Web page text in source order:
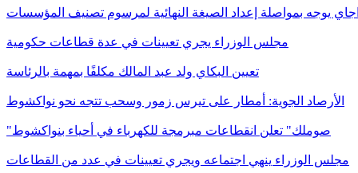
يوجه بمواصلة إعداد الصيغة النهائية لمرسوم تصنيف المؤسسات
مجلس الوزراء يجري تعيينات في عدة قطاعات حكومية
تعيين البكاي ولد عبد المالك مكلفًا بمهمة بالرئاسة
الأرصاد الجوية: أمطار على تيرس زمور وسحب تتجه نحو نواكشوط
"صوملك" تعلن انقطاعات مبرمجة للكهرباء في أحياء بنواكشوط
مجلس الوزراء ينهي اجتماعه ويجري تعيينات في عدد من القطاعات